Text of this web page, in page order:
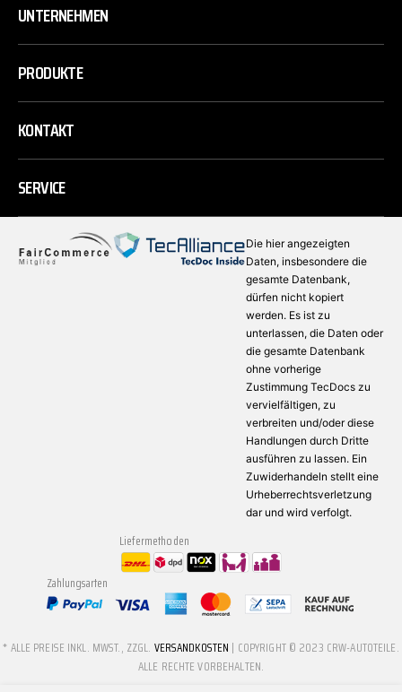
UNTERNEHMEN
PRODUKTE
KONTAKT
SERVICE
Die hier angezeigten
Daten, insbesondere die
gesamte Datenbank,
dürfen nicht kopiert
werden. Es ist zu
unterlassen, die Daten oder
die gesamte Datenbank
ohne vorherige
Zustimmung TecDocs zu
vervielfältigen, zu
verbreiten und/oder diese
Handlungen durch Dritte
ausführen zu lassen. Ein
Zuwiderhandeln stellt eine
Urheberrechtsverletzung
dar und wird verfolgt.
Liefermethoden
Zahlungsarten
* ALLE PREISE INKL. MWST., ZZGL. VERSANDKOSTEN | COPYRIGHT © 2023 CRW-AUTOTEILE.
ALLE RECHTE VORBEHALTEN.